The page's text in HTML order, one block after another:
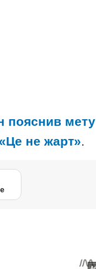
пояснив мету
не жарт».